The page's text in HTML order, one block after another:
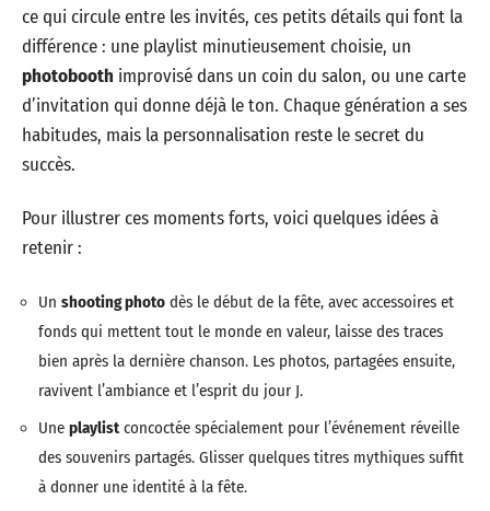
ce qui circule entre les invités, ces petits détails qui font la
différence : une playlist minutieusement choisie, un
photobooth improvisé dans un coin du salon, ou une carte
d’invitation qui donne déjà le ton. Chaque génération a ses
habitudes, mais la personnalisation reste le secret du
succès.
Pour illustrer ces moments forts, voici quelques idées à
retenir :
Un shooting photo dès le début de la fête, avec accessoires et
fonds qui mettent tout le monde en valeur, laisse des traces
bien après la dernière chanson. Les photos, partagées ensuite,
ravivent l’ambiance et l’esprit du jour J.
Une playlistconcoctée spécialement pour l’événement réveille
des souvenirs partagés. Glisser quelques titres mythiques suffit
à donner une identité à la fête.